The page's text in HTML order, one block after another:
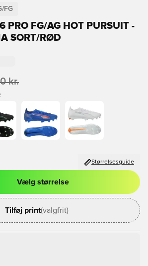
FG
PRO FG/AG HOT PURSUIT -
SORT/RØD
kr.
Størrelsesguide
logge ind eller tilmelde dig som medlem
Vælg størrelse
Tilføj print(valgfrit)